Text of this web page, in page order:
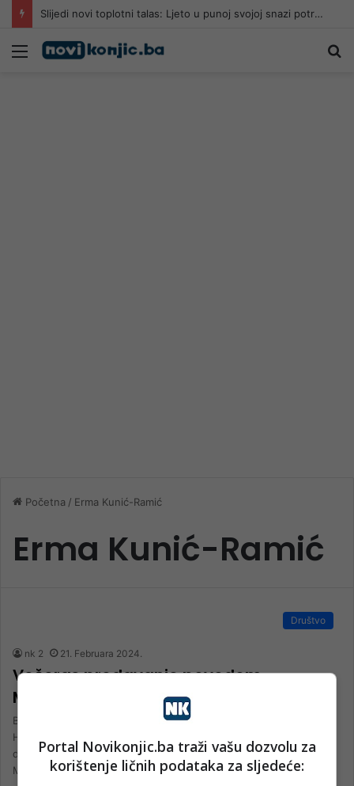
Slijedi novi toplotni talas: Ljeto u punoj svojoj snazi potrajat će do…
Meni
Početna / Erma Kunić-Ramić
Erma Kunić-Ramić
Društvo
nk 2 21. Februara 2024.
Večeras predavanje povodom
Međunarodnog dana maternjeg jezika
Bošnjačka zajednica kulture “Preporod”, regionalno društvo
Hercegovina i Bošnjačka zajednica kulture “Preporod”, gradsko
društvo Konjic, organizuje javno predavanje povodom
Međunarodnog…
Portal Novikonjic.ba traži vašu dozvolu za
korištenje ličnih podataka za sljedeće: